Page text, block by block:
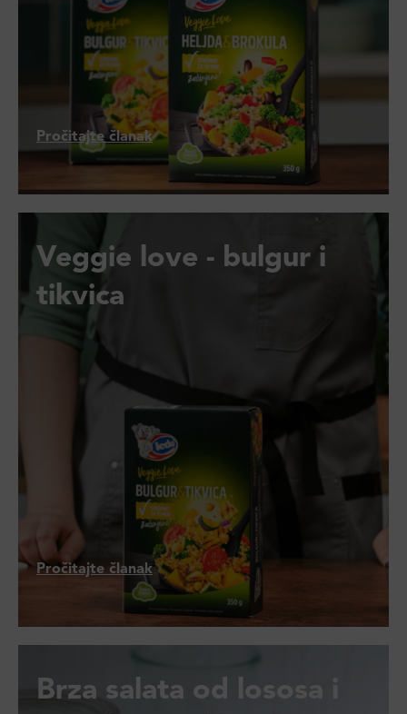
Pročitajte članak
Veggie love - bulgur i
tikvica
Pročitajte članak
Brza salata od lososa i